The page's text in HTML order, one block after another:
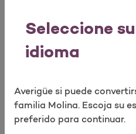
Seleccione
idioma
Averigüe si puede
familia Molina. Escoja su
preferido para continuar.
Molina Healthcare porque
médicos y soluciones
hoy y en los años venideros.